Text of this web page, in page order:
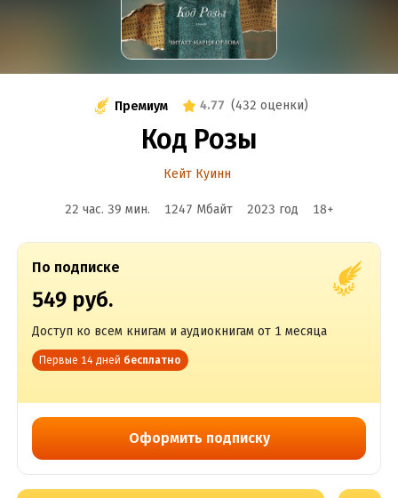
Премиум 4.77 (432 оценки)
Код Розы
Кейт Куинн
22 час. 39 мин. 1247 Мбайт 2023 год 18+
По подписке
549 руб.
Доступ ко всем книгам и аудиокнигам от 1 месяца
Первые 14 дней бесплатно
Оформить подписку